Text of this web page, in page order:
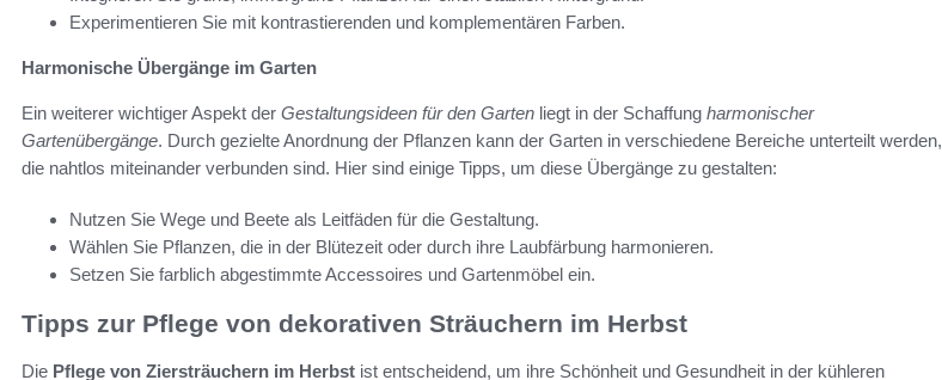
Experimentieren Sie mit kontrastierenden und komplementären Farben.
Harmonische Übergänge im Garten
Ein weiterer wichtiger Aspekt der Gestaltungsideen für den Garten liegt in der Schaffung harmonischer
Gartenübergänge. Durch gezielte Anordnung der Pflanzen kann der Garten in verschiedene Bereiche unterteilt werden,
die nahtlos miteinander verbunden sind. Hier sind einige Tipps, um diese Übergänge zu gestalten:
Nutzen Sie Wege und Beete als Leitfäden für die Gestaltung.
Wählen Sie Pflanzen, die in der Blütezeit oder durch ihre Laubfärbung harmonieren.
Setzen Sie farblich abgestimmte Accessoires und Gartenmöbel ein.
Tipps zur Pflege von dekorativen Sträuchern im Herbst
Die Pflege von Ziersträuchern im Herbst ist entscheidend, um ihre Schönheit und Gesundheit in der kühleren